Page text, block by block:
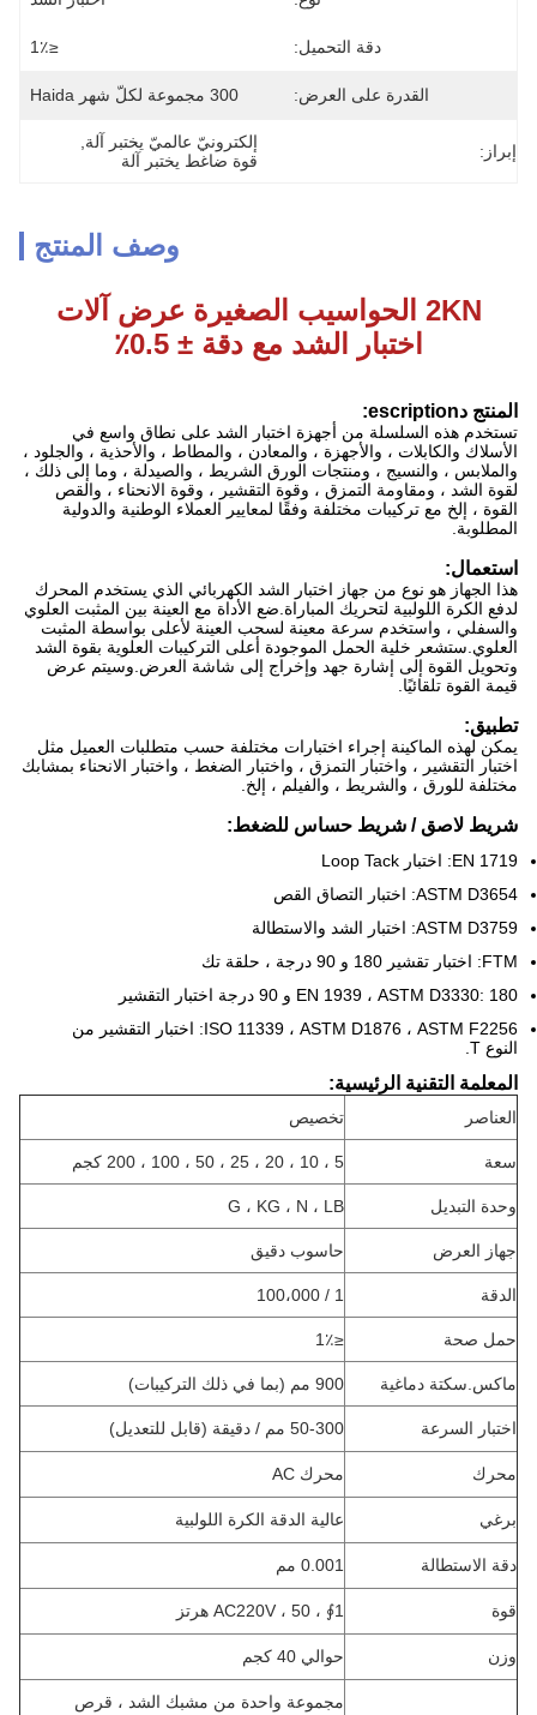
دقة التحميل: ≤1٪
القدرة على العرض: 300 مجموعة لكلّ شهر Haida
إبراز: إلكترونيّ عالميّ يختبر آلة
قوة ضاغط يختبر آلة
وصف المنتج
2KN الحواسيب الصغيرة عرض آلات
اختبار الشد مع دقة ± 0.5٪
المنتج دescription:
تستخدم هذه السلسلة من أجهزة اختبار الشد على نطاق واسع في
الأسلاك والكابلات ، والأجهزة ، والمعادن ، والمطاط ، والأحذية ، والجلود ،
والملابس ، والنسيج ، ومنتجات الورق الشريط ، والصيدلة ، وما إلى ذلك ،
لقوة الشد ، ومقاومة التمزق ، وقوة التقشير ، وقوة الانحناء ، والقص
القوة ، إلخ مع تركيبات مختلفة وفقًا لمعايير العملاء الوطنية والدولية
المطلوبة.
استعمال:
هذا الجهاز هو نوع من جهاز اختبار الشد الكهربائي الذي يستخدم المحرك
لدفع الكرة اللولبية لتحريك المباراة.ضع الأداة مع العينة بين المثبت العلوي
والسفلي ، واستخدم سرعة معينة لسحب العينة لأعلى بواسطة المثبت
العلوي.ستشعر خلية الحمل الموجودة أعلى التركيبات العلوية بقوة الشد
وتحويل القوة إلى إشارة جهد وإخراج إلى شاشة العرض.وسيتم عرض
قيمة القوة تلقائيًا.
تطبيق:
يمكن لهذه الماكينة إجراء اختبارات مختلفة حسب متطلبات العميل مثل
اختبار التقشير ، واختبار التمزق ، واختبار الضغط ، واختبار الانحناء بمشابك
مختلفة للورق ، والشريط ، والفيلم ، إلخ.
شريط لاصق / شريط حساس للضغط:
EN 1719: اختبار Loop Tack
ASTM D3654: اختبار التصاق القص
ASTM D3759: اختبار الشد والاستطالة
FTM: اختبار تقشير 180 و 90 درجة ، حلقة تك
EN 1939 ، ASTM D3330: 180 و 90 درجة اختبار التقشير
ISO 11339 ، ASTM D1876 ، ASTM F2256: اختبار التقشير من
النوع T.
المعلمة التقنية الرئيسية:
العناصر تخصيص
سعة 5 ، 10 ، 20 ، 25 ، 50 ، 100 ، 200 كجم
وحدة التبديل G ، KG ، N ، LB
جهاز العرض حاسوب دقيق
الدقة 1 / 100،000
حمل صحة ≤1٪
ماكس.سكتة دماغية 900 مم (بما في ذلك التركيبات)
اختبار السرعة 50-300 مم / دقيقة (قابل للتعديل)
محرك محرك AC
برغي عالية الدقة الكرة اللولبية
دقة الاستطالة 0.001 مم
قوة 1∮ ، AC220V ، 50 هرتز
وزن حوالي 40 كجم
مجموعة واحدة من مشبك الشد ، قرص